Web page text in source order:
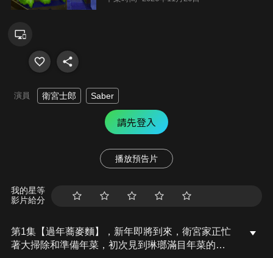
演員 衛宮士郎 Saber
請先登入
播放預告片
我的星等
影片給分
第1集【過年蕎麥麵】，新年即將到來，衛宮家正忙
著大掃除和準備年菜，初次見到琳瑯滿目年菜的